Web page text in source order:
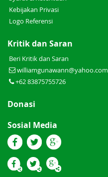
Kebijakan Privasi
Logo Referensi
Kritik dan Saran
Beri Kritik dan Saran
williamgunawann@yahoo.com
+62 83875755726
Donasi
Sosial Media